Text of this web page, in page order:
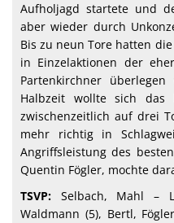
Aufholjagd startete und
aber wieder durch
Bis zu neun Tore hatten die
in Einzelaktionen der
Partenkirchner ü
Halbzeit wollte sich das
zwischenzeitlich auf drei
mehr richtig in
Angriffsleistung des
Quentin Fögler, mochte
TSVP: Selbach, Mahl –
Waldmann (5), Bertl, Fö